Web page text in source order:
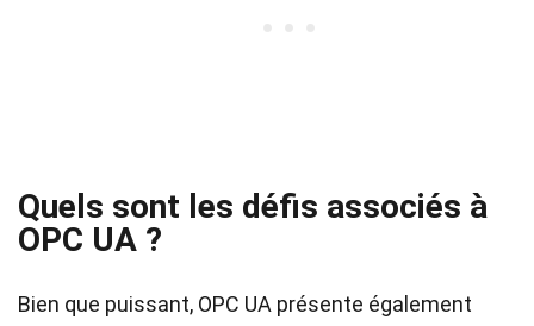
Quels sont les défis associés à
OPC UA ?
Bien que puissant, OPC UA présente également